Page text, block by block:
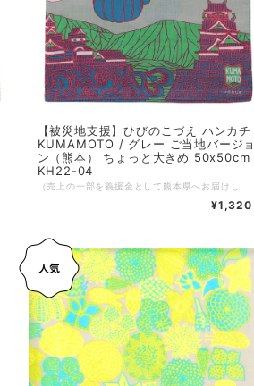
【被災地支援】ひびのこづえ ハンカチ
KUMAMOTO / グレー ご当地バージョ
ン（熊本） ちょっと大きめ 50x50cm
KH22-04
¥1,320